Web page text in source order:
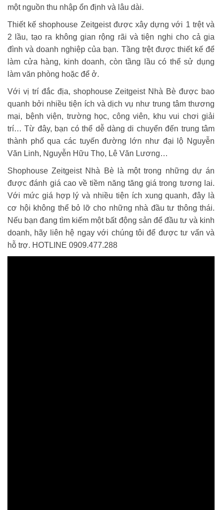
một nguồn thu nhập ổn định và lâu dài.
Thiết kế shophouse Zeitgeist được xây dựng với 1 trệt và
2 lầu, tạo ra không gian rộng rãi và tiện nghi cho cả gia
đình và doanh nghiệp của bạn. Tầng trệt được thiết kế để
làm cửa hàng, kinh doanh, còn tầng lầu có thể sử dụng
làm văn phòng hoặc để ở.
Với vị trí đắc địa, shophouse Zeitgeist Nhà Bè được bao
quanh bởi nhiều tiện ích và dịch vụ như trung tâm thương
mại, bệnh viện, trường học, công viên, khu vui chơi giải
trí… Từ đây, bạn có thể dễ dàng di chuyển đến trung tâm
thành phố qua các tuyến đường lớn như đại lộ Nguyễn
Văn Linh, Nguyễn Hữu Thọ, Lê Văn Lương…
Shophouse Zeitgeist Nhà Bè là một trong những dự án
được đánh giá cao về tiềm năng tăng giá trong tương lai.
Với mức giá hợp lý và nhiều tiện ích xung quanh, đây là
cơ hội không thể bỏ lỡ cho những nhà đầu tư thông thái.
Nếu bạn đang tìm kiếm một bất động sản để đầu tư và kinh
doanh, hãy liên hệ ngay với chúng tôi để được tư vấn và
hỗ trợ. HOTLINE 0909.477.288